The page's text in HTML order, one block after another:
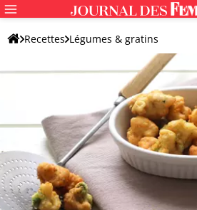
Recettes Légumes & gratins
Galette, beignet et boulette de